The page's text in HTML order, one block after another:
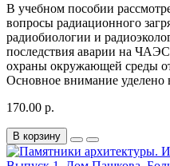
В учебном пособии
вопросы радиационного
радиобиологии и
последствия аварии на
охраны окружающей среды
Основное внимание уделено
170.00 р.
В корзину